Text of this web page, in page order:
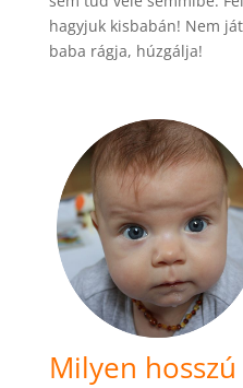
hagyjuk kisbabán! Nem
baba rágja, húzgálja!
Milyen